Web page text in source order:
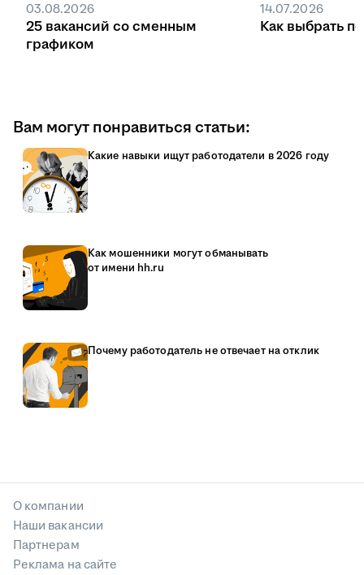
03.08.2026
25 вакансий со сменным
графиком
14.07.2026
Как выбрать
Вам могут понравиться статьи:
Какие навыки ищут работодатели в 2026 году
Как мошенники могут обманывать
от имени hh.ru
Почему работодатель не отвечает на отклик
О компании
Наши вакансии
Партнерам
Реклама на сайте